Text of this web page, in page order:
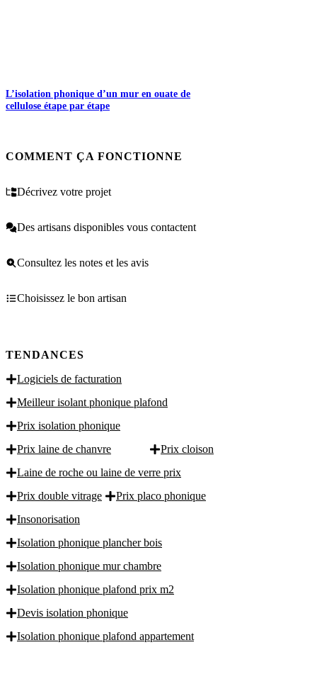
L’isolation phonique d’un mur en ouate de
cellulose étape par étape
COMMENT ÇA FONCTIONNE
Décrivez votre projet
Des artisans disponibles vous contactent
Consultez les notes et les avis
Choisissez le bon artisan
TENDANCES
Logiciels de facturation
Meilleur isolant phonique plafond
Prix isolation phonique
Prix laine de chanvre
Prix cloison
Laine de roche ou laine de verre prix
Prix double vitrage
Prix placo phonique
Insonorisation
Isolation phonique plancher bois
Isolation phonique mur chambre
Isolation phonique plafond prix m2
Devis isolation phonique
Isolation phonique plafond appartement